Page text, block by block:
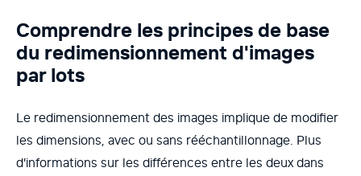
Comprendre les principes de base
du redimensionnement d'images
par lots
Le redimensionnement des images implique de modifier
les dimensions, avec ou sans rééchantillonnage. Plus
d'informations sur les différences entre les deux dans